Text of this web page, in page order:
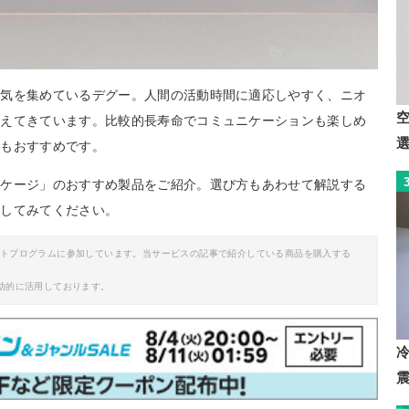
を集めているデグー。人間の活動時間に適応しやすく、ニオ
てきています。比較的長寿命でコミュニケーションも楽しめ
おすすめです。
ージ」のおすすめ製品をご紹介。選び方もあわせて解説する
てみてください。
ログラムに参加しています。当サービスの記事で紹介している商品を購入する
に活用しております。